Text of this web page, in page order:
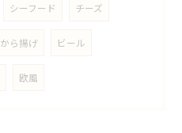
シーフード チーズ
から揚げ ビール
欧風